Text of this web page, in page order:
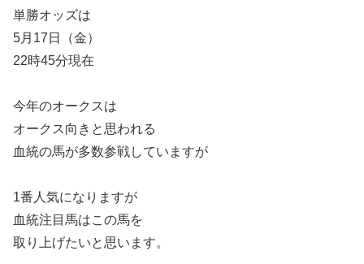
単勝オッズは
5月17日（金）
22時45分現在
今年のオークスは
オークス向きと思われる
血統の馬が多数参戦していますが
1番人気になりますが
血統注目馬はこの馬を
取り上げたいと思います。